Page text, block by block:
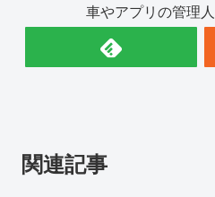
車やアプリの管理
関連記事